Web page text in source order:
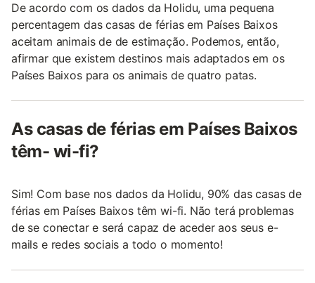
De acordo com os dados da Holidu, uma pequena
percentagem das casas de férias em Países Baixos
aceitam animais de de estimação. Podemos, então,
afirmar que existem destinos mais adaptados em os
Países Baixos para os animais de quatro patas.
As casas de férias em Países Baixos
têm- wi-fi?
Sim! Com base nos dados da Holidu, 90% das casas de
férias em Países Baixos têm wi-fi. Não terá problemas
de se conectar e será capaz de aceder aos seus e-
mails e redes sociais a todo o momento!